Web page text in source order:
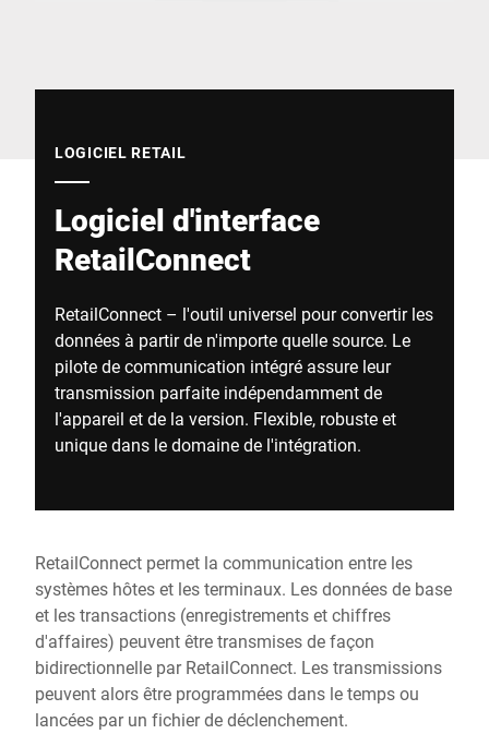
LOGICIEL RETAIL
Logiciel d'interface
RetailConnect
RetailConnect – l'outil universel pour convertir les
données à partir de n'importe quelle source. Le
pilote de communication intégré assure leur
transmission parfaite indépendamment de
l'appareil et de la version. Flexible, robuste et
unique dans le domaine de l'intégration.
RetailConnect permet la communication entre les
systèmes hôtes et les terminaux. Les données de base
et les transactions (enregistrements et chiffres
d'affaires) peuvent être transmises de façon
bidirectionnelle par RetailConnect. Les transmissions
peuvent alors être programmées dans le temps ou
lancées par un fichier de déclenchement.